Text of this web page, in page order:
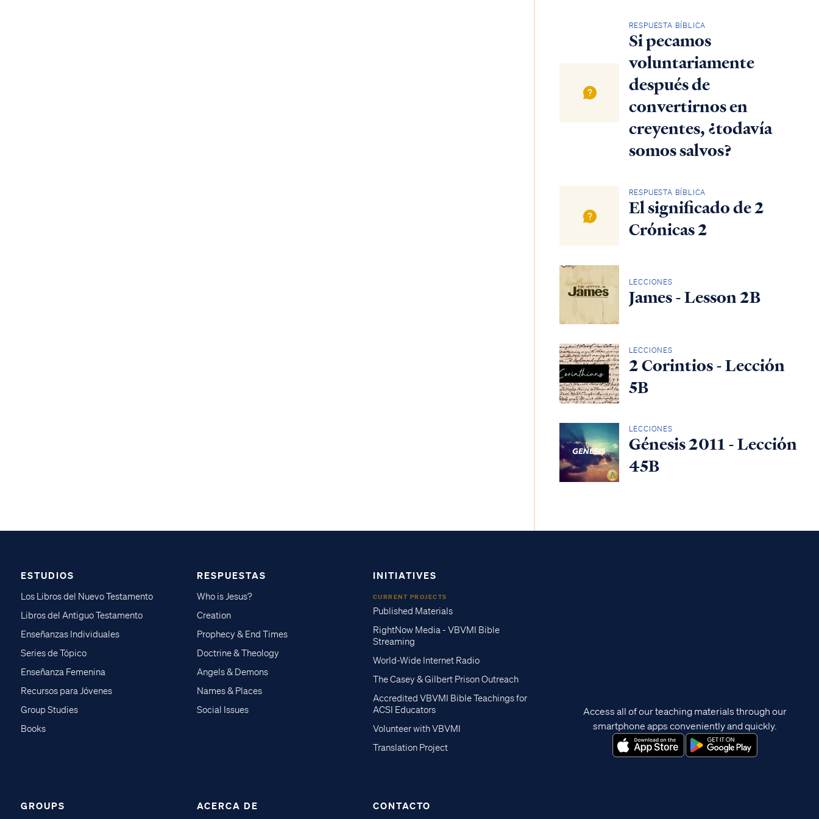
RESPUESTA BÍBLICA
Si pecamos
voluntariamente
después de
convertirnos en
creyentes, ¿todavía
somos salvos?
RESPUESTA BÍBLICA
El significado de 2
Crónicas 2
LECCIONES
James - Lesson 2B
LECCIONES
2 Corintios - Lección
5B
LECCIONES
Génesis 2011 - Lección
45B
ESTUDIOS
Los Libros del Nuevo Testamento
Libros del Antiguo Testamento
Enseñanzas Individuales
Series de Tópico
Enseñanza Femenina
Recursos para Jóvenes
Group Studies
Books
RESPUESTAS
Who is Jesus?
Creation
Prophecy & End Times
Doctrine & Theology
Angels & Demons
Names & Places
Social Issues
INITIATIVES
CURRENT PROJECTS
Published Materials
RightNow Media - VBVMI Bible
Streaming
World-Wide Internet Radio
The Casey & Gilbert Prison Outreach
Accredited VBVMI Bible Teachings for
ACSI Educators
Volunteer with VBVMI
Translation Project
GROUPS ACERCA DE CONTACTO
Access all of our teaching materials through our
smartphone apps conveniently and quickly.